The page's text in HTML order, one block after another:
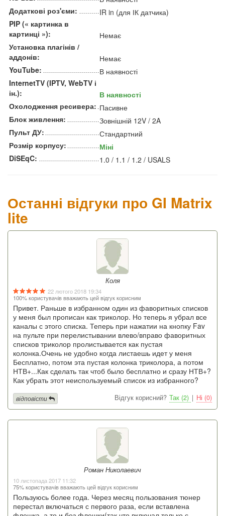
Додаткові роз'єми:
IR in (для ІК датчика)
PIP (« картинка в
картинці »):
Немає
Установка плагінів /
аддонів:
Немає
YouTube:
В наявності
InternetTV (IPTV, WebTV і
ін.):
В наявності
Охолодження ресивера: Пасивне
Блок живлення:
Зовнішній 12V / 2A
Пульт ДУ:
Стандартний
Розмір корпусу:
Міні
DiSEqC:
1.0 / 1.1 / 1.2 / USALS
Останні відгуки про GI Matrix
lite
Коля
22 лютого 2018 19:34
100% користувачів вважають цей відгук корисним
Привет. Раньше в избранном один из фаворитных списков
у меня был прописан как триколор. Но теперь я убрал все
каналы с этого списка. Теперь при нажатии на кнопку Fav
на пульте при перелистывании влево/вправо фаворитных
списков триколор пролистывается как пустая
колонка.Очень не удобно когда листаешь идет у меня
Бесплатно, потом эта пустая колонка триколора, а потом
НТВ+...Как сделать так чтоб было бесплатно и сразу НТВ+?
Как убрать этот неиспользуемый список из избранного?
Відгук корисний? Так (2) | Ні (0)
відповісти
Роман Николаевич
10 листопада 2017 11:32
75% користувачів вважають цей відгук корисним
Пользуюсь более года. Через месяц пользования тюнер
перестал включаться с первого раза, если вставлена